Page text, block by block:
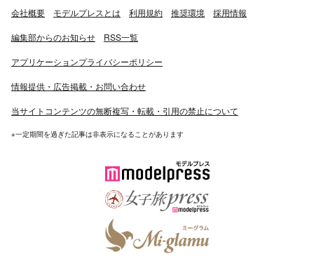
会社概要 モデルプレスとは 利用規約 推奨環境 採用情報
編集部からのお知らせ RSS一覧
アプリケーションプライバシーポリシー
情報提供・広告掲載・お問い合わせ
当サイトコンテンツの無断複写・転載・引用の禁止について
※一定期間を過ぎた記事は非表示になることがあります